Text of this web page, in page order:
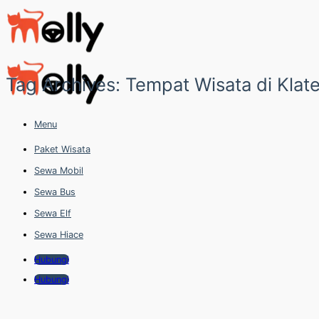
Skip
to
content
Menu
Paket Wisata
Sewa Mobil
Sewa Bus
Sewa Elf
Sewa Hiace
Hubungi
Hubungi
Tag Archives: Tempat Wisata di